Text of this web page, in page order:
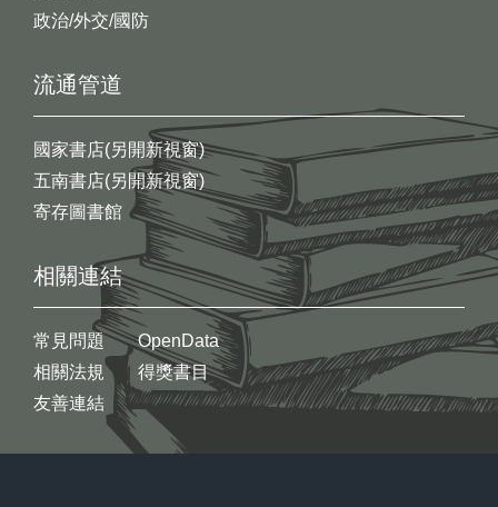
政治/外交/國防
流通管道
國家書店(另開新視窗)
五南書店(另開新視窗)
寄存圖書館
相關連結
常見問題
相關法規
友善連結
OpenData
得獎書目